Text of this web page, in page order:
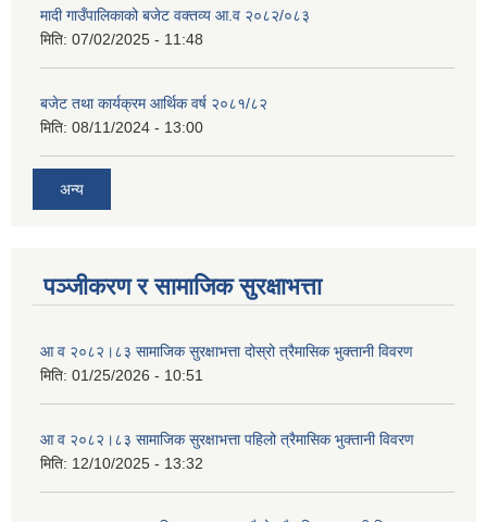
मादी गाउँपालिकाको बजेट वक्तव्य आ.व २०८२/०८३
मिति: 07/02/2025 - 11:48
बजेट तथा कार्यक्रम आर्थिक वर्ष २०८१/८२
मिति: 08/11/2024 - 13:00
अन्य
पञ्जीकरण र सामाजिक सुरक्षाभत्ता
आ व २०८२।८३ सामाजिक सुरक्षाभत्ता दोस्रो त्रैमासिक भुक्तानी विवरण
मिति: 01/25/2026 - 10:51
आ व २०८२।८३ सामाजिक सुरक्षाभत्ता पहिलो त्रैमासिक भुक्तानी विवरण
मिति: 12/10/2025 - 13:32